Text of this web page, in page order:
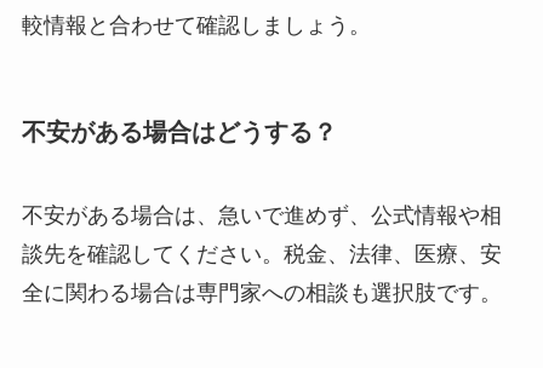
較情報と合わせて確認しましょう。
不安がある場合はどうする？
不安がある場合は、急いで進めず、公式情報や相
談先を確認してください。税金、法律、医療、安
全に関わる場合は専門家への相談も選択肢です。